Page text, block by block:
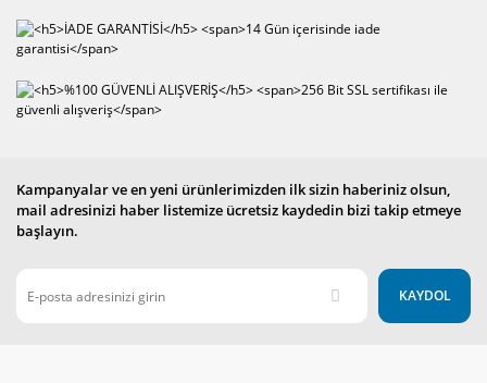
Kampanyalar ve en yeni ürünlerimizden ilk sizin haberiniz olsun,
mail adresinizi haber listemize ücretsiz kaydedin bizi takip etmeye
başlayın.
KAYDOL